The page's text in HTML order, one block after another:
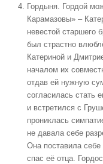
Гордыня. Гордой
Карамазовы» –
невестой старшего
был страстно
Катериной и
началом их
отдав ей нужную
согласилась стать
и встретился с
прониклась
не давала себе
Она поставила себе
спас её отца.